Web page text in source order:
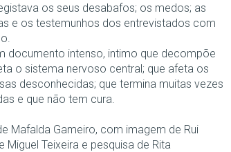
os seus desabafos; os medos; as
e os testemunhos dos entrevistados com
documento intenso, intimo que decompõe
o sistema nervoso central; que afeta os
desconhecidas; que termina muitas vezes
e que não tem cura.
Mafalda Gameiro, com imagem de Rui
Miguel Teixeira e pesquisa de Rita